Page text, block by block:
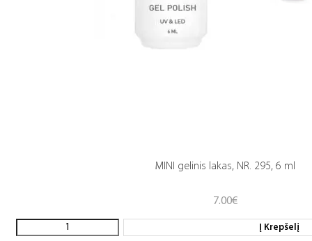
MINI gelinis lakas, NR. 295, 6 ml
7.00€
Į Krepšelį